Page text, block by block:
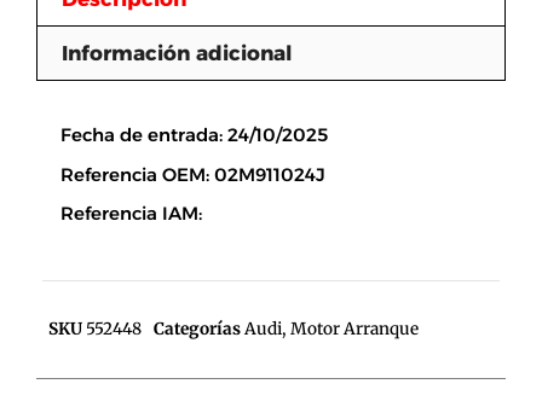
Información adicional
Fecha de entrada: 24/10/2025
Referencia OEM: 02M911024J
Referencia IAM:
SKU 552448 CategoríasAudi, Motor Arranque